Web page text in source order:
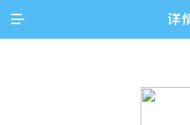
 详